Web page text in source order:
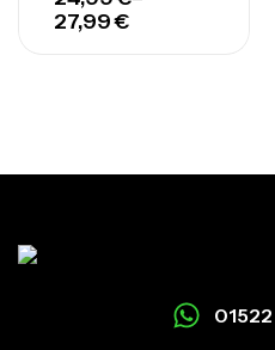
27,99€